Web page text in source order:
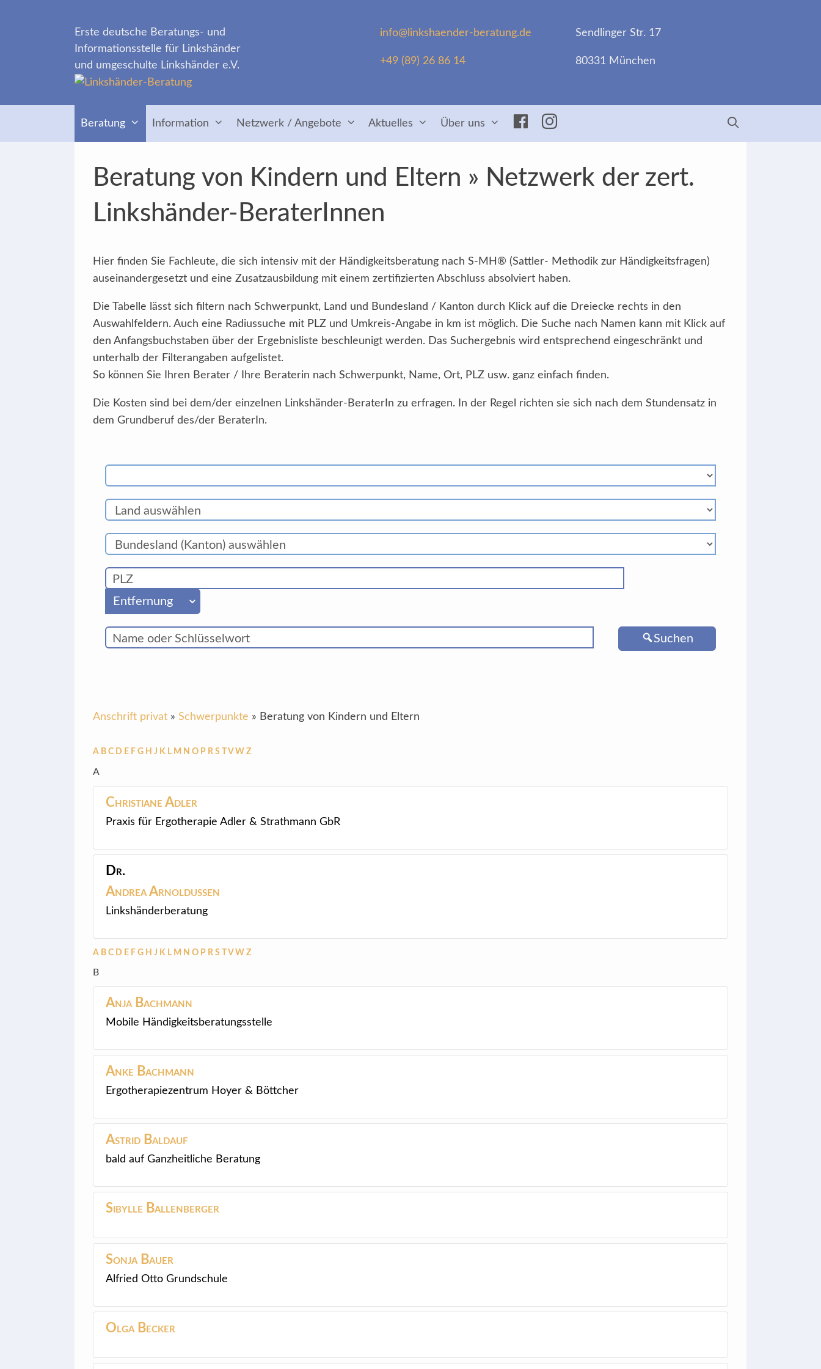
info@linkshaender-beratung.de
+49 (89) 26 86 14
Sendlinger Str. 17
80331 München
Erste deutsche Beratungs- und
Informationsstelle für Linkshänder
und umgeschulte Linkshänder e.V.
Beratung Information Netzwerk / Angebote Aktuelles Über uns Facebook
Insta
Beratung von Kindern und Eltern » Netzwerk der zert.
Linkshänder-BeraterInnen
Hier finden Sie Fachleute, die sich intensiv mit der Händigkeitsberatung nach S-MH® (Sattler- Methodik zur Händigkeitsfragen)
auseinandergesetzt und eine Zusatzausbildung mit einem zertifizierten Abschluss absolviert haben.
Die Tabelle lässt sich filtern nach Schwerpunkt, Land und Bundesland / Kanton durch Klick auf die Dreiecke rechts in den
Auswahlfeldern. Auch eine Radiussuche mit PLZ und Umkreis-Angabe in km ist möglich. Die Suche nach Namen kann mit Klick auf
den Anfangsbuchstaben über der Ergebnisliste beschleunigt werden. Das Suchergebnis wird entsprechend eingeschränkt und
unterhalb der Filterangaben aufgelistet.
So können Sie Ihren Berater / Ihre Beraterin nach Schwerpunkt, Name, Ort, PLZ usw. ganz einfach finden.
Die Kosten sind bei dem/der einzelnen Linkshänder-BeraterIn zu erfragen. In der Regel richten sie sich nach dem Stundensatz in
dem Grundberuf des/der BeraterIn.
Suchen
Anschrift privat » Schwerpunkte » Beratung von Kindern und Eltern
A B C D E F G H J K L M N O P R S V W Z
A
Christiane Adler
Praxis für Ergotherapie Adler & Strathmann GbR
Dr.
AndreaArnoldussen
Linkshänderberatung
A B C D E F G H J K L M N O P R S TV W Z
B
Anja Bachmann
Mobile Händigkeitsberatungsstelle
Anke Bachmann
Ergotherapiezentrum Hoyer & Böttcher
Astrid Baldauf
bald auf Ganzheitliche Beratung
Sibylle Ballenberger
Sonja Bauer
Alfried Otto Grundschule
Olga Becker